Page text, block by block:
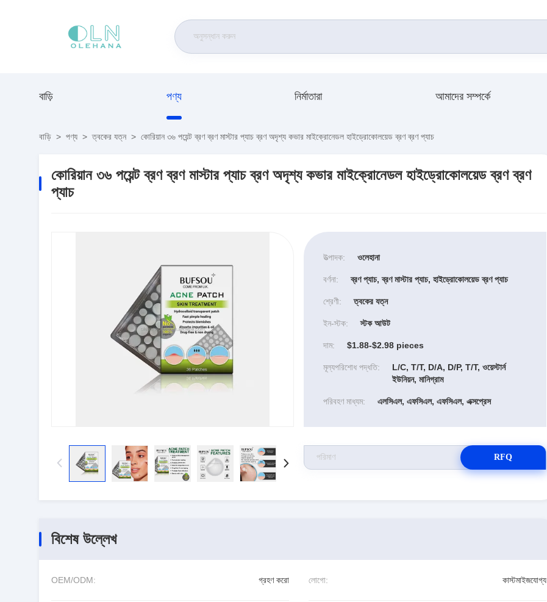
বাড়ি পণ্য নির্মাতারা আমাদের সম্পর্কে
বাড়ি > পণ্য > ত্বকের যত্ন > কোরিয়ান ৩৬ পয়েন্ট ব্রণ ব্রণ মাস্টার প্যাচ ব্রণ অদৃশ্য কভার মাইক্রোনেডল হাইড্রোকোলয়েড ব্রণ ব্রণ প্যাচ
কোরিয়ান ৩৬ পয়েন্ট ব্রণ ব্রণ মাস্টার প্যাচ ব্রণ অদৃশ্য কভার মাইক্রোনেডল হাইড্রোকোলয়েড ব্রণ ব্রণ
প্যাচ
উত্পাদক: ওলেহানা
বর্ণনা: ব্রণ প্যাচ, ব্রণ মাস্টার প্যাচ, হাইড্রোকোলয়েড ব্রণ প্যাচ
শ্রেণী: ত্বকের যত্ন
ইন-স্টক: স্টক আউট
দাম: $1.88-$2.98 pieces
মূল্যপরিশোধ পদ্ধতি:
L/C, T/T, D/A, D/P, T/T, ওয়েস্টার্ন
ইউনিয়ন, মানিগ্রাম
পরিবহণ মাধ্যম: এলসিএল, এফসিএল, এফসিএল, এক্সপ্রেস
RFQ
বিশেষ উল্লেখ
OEM/ODM: গ্রহণ করো লোগো: কাস্টমাইজযোগ্য